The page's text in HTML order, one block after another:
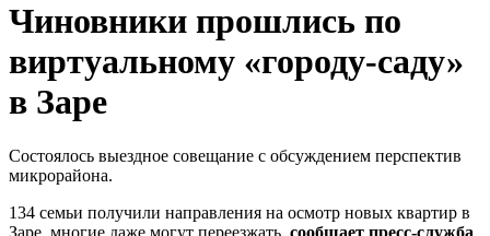
Чиновники прошлись по
виртуальному «городу-саду»
в Заре
Состоялось выездное совещание с обсуждением перспектив
микрорайона.
134 семьи получили направления на осмотр новых квартир в
Заре, многие даже могут переезжать, сообщает пресс-служба